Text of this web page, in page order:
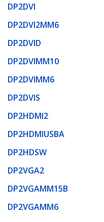
DP2DVI
DP2DVI2MM6
DP2DVID
DP2DVIMM10
DP2DVIMM6
DP2DVIS
DP2HDMI2
DP2HDMIUSBA
DP2HDSW
DP2VGA2
DP2VGAMM15B
DP2VGAMM6